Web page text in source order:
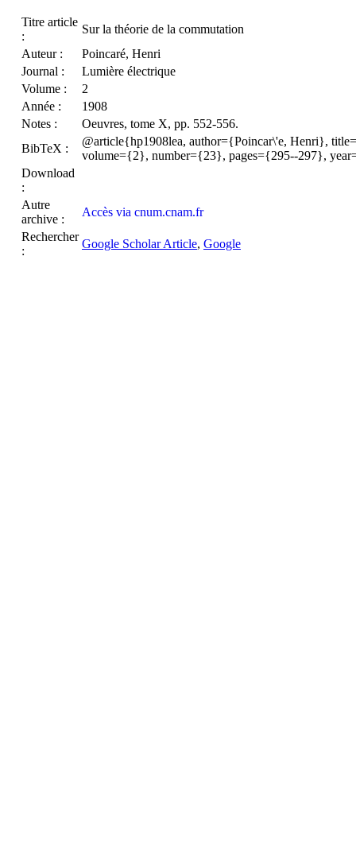
Titre article
:
Sur la théorie de la commutation
Auteur :
Poincaré, Henri
Journal :
Lumière électrique
Volume :
2
Année :
1908
Notes :
Oeuvres, tome X, pp. 552-556.
BibTeX :
@article{hp1908lea, author={Poincar\'e, Henri},
volume={2}, number={23}, pages={295--297},
Download
:
Autre
archive :
Accès via cnum.cnam.fr
Rechercher
:
Google Scholar Article, Google